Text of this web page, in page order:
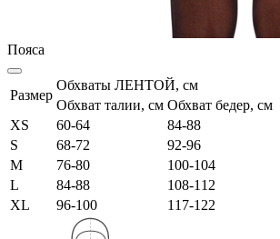
Пояса
Размер
Обхваты ЛЕНТОЙ, см
Обхват талии, см Обхват бедер, см
XS
60-64
84-88
S
68-72
92-96
M
76-80
100-104
L
84-88
108-112
XL
96-100 117-122